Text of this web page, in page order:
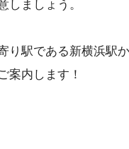
しましょう。
り駅である新横浜駅
ご案内します！